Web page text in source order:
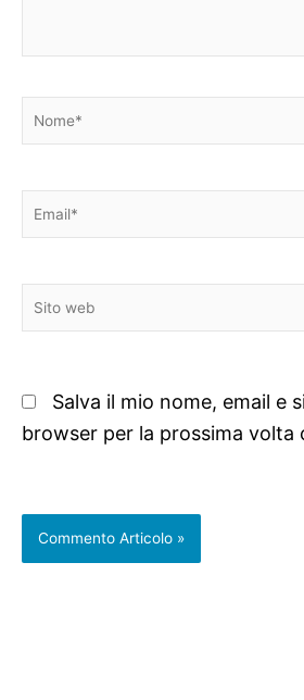
Nome*
Email*
Sito
web
Salva il mio nome, email e
browser per la prossima volta